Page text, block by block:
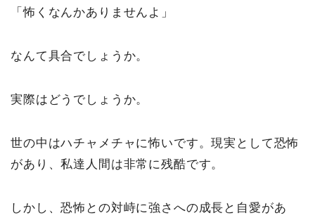
「怖くなんかありませんよ」
なんて具合でしょうか。
実際はどうでしょうか。
世の中はハチャメチャに怖いです。現実として恐怖
があり、私達人間は非常に残酷です。
しかし、恐怖との対峙に強さへの成長と自愛があ